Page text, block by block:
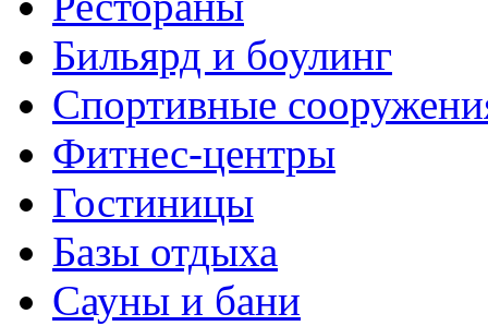
Бильярд и боулинг
Спортивные
Фитнес-центры
Гостиницы
Базы отдыха
Сауны и бани